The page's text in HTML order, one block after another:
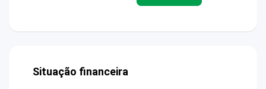
Situação financeira